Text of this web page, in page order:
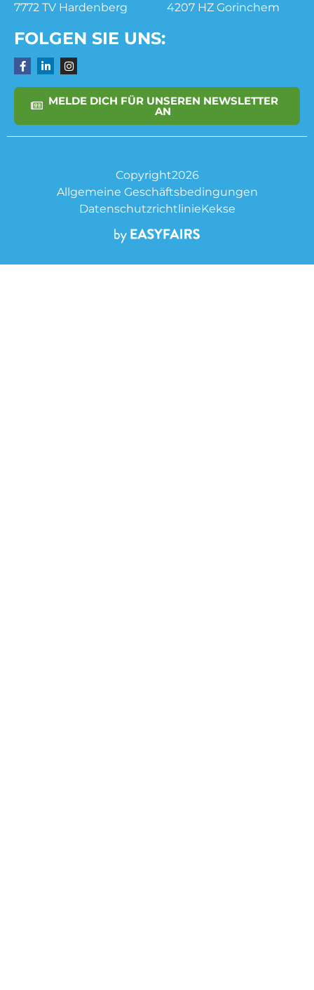
7772 TV Hardenberg
4207 HZ Gorinchem
FOLGEN SIE UNS:
MELDE DICH FÜR UNSEREN NEWSLETTER
AN
Copyright2026
Allgemeine Geschäftsbedingungen
DatenschutzrichtlinieKekse